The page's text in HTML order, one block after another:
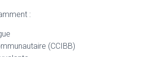
:
(CCIBB)